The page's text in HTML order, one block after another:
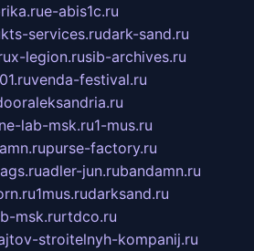
e-abis1c.ru
kts-services.rudark-sand.ru
x-legion.rusib-archives.ru
venda-festival.ru
lab-msk.ru1-mus.ru
purse-factory.ru
adler-jun.rubandamn.ru
1mus.rudarksand.ru
msk.rurtdco.ru
stroitelnyh-kompanij.ru